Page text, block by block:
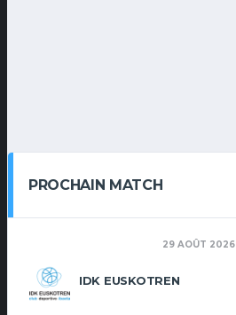
PROCHAIN MATCH
29 AOÛT 2026
IDK EUSKOTREN